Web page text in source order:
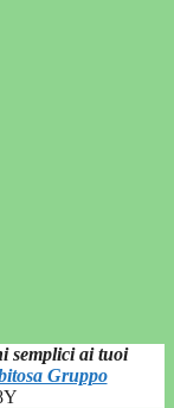
semplici ai tuoi
Gruppo